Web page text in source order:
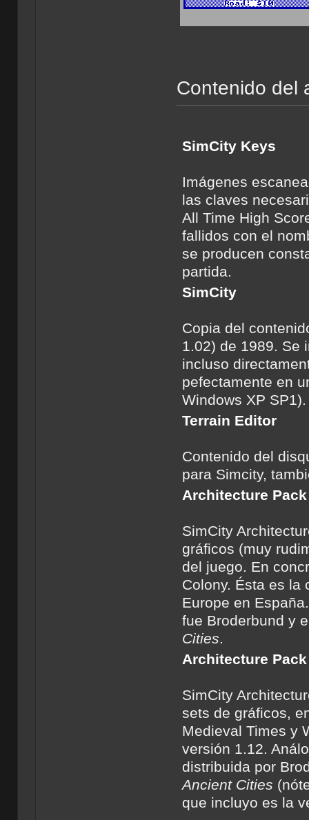
Contenido del
SimCity Keys
Imágenes
las claves
All Time High
fallidos con el
se producen
partida.
SimCity
Copia del
1.02) de 1989. Se
incluso
pefectamente en
Windows XP SP1).
Terrain Editor
Contenido del
para Simcity,
Architecture Pack
SimCity
gráficos (muy
del juego. En
Colony. Ésta es la
Europe en
fue Broderbund y
Cities
Architecture Pack
SimCity
sets de gráficos,
Medieval Times y
versión 1.12.
distribuida por
Ancient Cities
que incluyo es la